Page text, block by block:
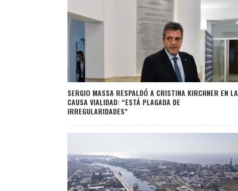
SERGIO MASSA RESPALDÓ A CRISTINA KIRCHNER EN LA
CAUSA VIALIDAD: “ESTÁ PLAGADA DE
IRREGULARIDADES”